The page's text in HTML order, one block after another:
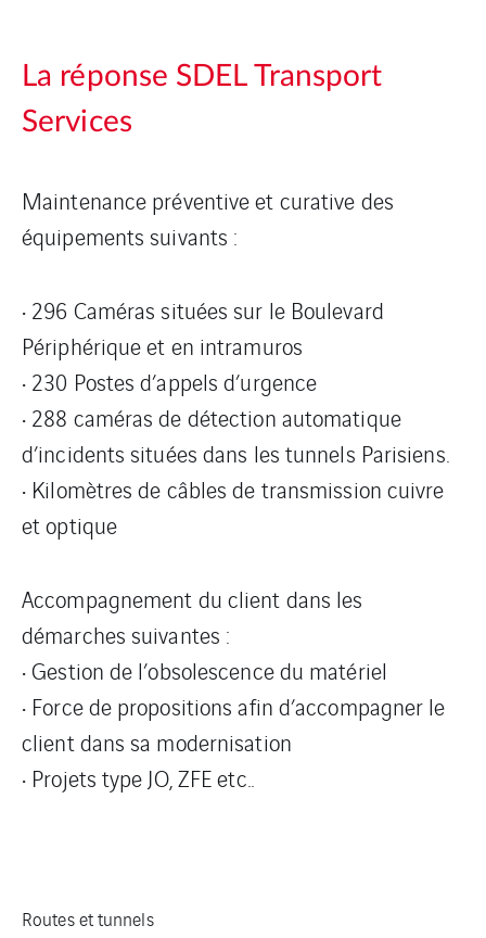
La réponse SDEL Transport
Services
Maintenance préventive et curative des
équipements suivants :
• 296 Caméras situées sur le Boulevard
Périphérique et en intramuros
• 230 Postes d’appels d’urgence
• 288 caméras de détection automatique
d’incidents situées dans les tunnels Parisiens.
• Kilomètres de câbles de transmission cuivre
et optique
Accompagnement du client dans les
démarches suivantes :
• Gestion de l’obsolescence du matériel
• Force de propositions afin d’accompagner le
client dans sa modernisation
• Projets type JO, ZFE etc..
Routes et tunnels